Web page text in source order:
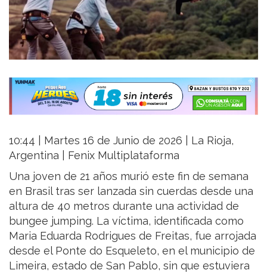
10:44 | Martes 16 de Junio de 2026 | La Rioja,
Argentina | Fenix Multiplataforma
Una joven de 21 años murió este fin de semana
en Brasil tras ser lanzada sin cuerdas desde una
altura de 40 metros durante una actividad de
bungee jumping. La víctima, identificada como
Maria Eduarda Rodrigues de Freitas, fue arrojada
desde el Ponte do Esqueleto, en el municipio de
Limeira, estado de San Pablo, sin que estuviera